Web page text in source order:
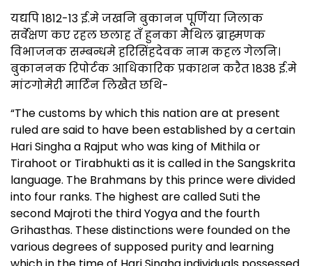
यद्यपि 1812-13 ई.मे जखनि बुकानन पूर्णिया जिलाक
सर्वेक्षण कए रहल छलाह तँ हुनका मैथिल ब्राह्मणक
विभाजनक सम्बन्धमे हरिसिंहदेवक नाम कहल गेलनि।
बुकाननक रिपोर्टक आधिकारिक प्रकाशन करैत 1838 ई.मे
मांटगोमेरी मार्टिन लिखैत छथि-
“The customs by which this nation are at present
ruled are said to have been established by a certain
Hari Singha a Rajput who was king of Mithila or
Tirahoot or Tirabhukti as it is called in the Sangskrita
language. The Brahmans by this prince were divided
into four ranks. The highest are called Suti the
second Majroti the third Yogya and the fourth
Grihasthas. These distinctions were founded on the
various degrees of supposed purity and learning